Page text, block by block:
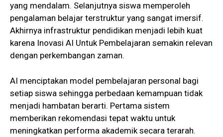
yang mendalam. Selanjutnya siswa memperoleh
pengalaman belajar terstruktur yang sangat imersif.
Akhirnya infrastruktur pendidikan menjadi lebih kuat
karena Inovasi AI Untuk Pembelajaran semakin relevan
dengan perkembangan zaman.
AI menciptakan model pembelajaran personal bagi
setiap siswa sehingga perbedaan kemampuan tidak
menjadi hambatan berarti. Pertama sistem
memberikan rekomendasi tepat waktu untuk
meningkatkan performa akademik secara terarah.